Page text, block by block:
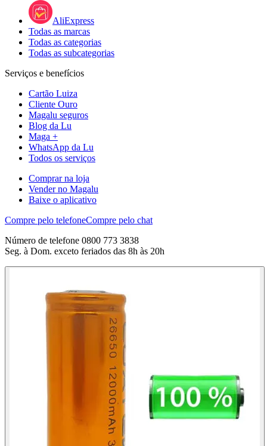
AliExpress
Todas as marcas
Todas as categorias
Todas as subcategorias
Serviços e benefícios
Cartão Luiza
Cliente Ouro
Magalu seguros
Blog da Lu
Maga +
WhatsApp da Lu
Todos os serviços
Comprar na loja
Vender no Magalu
Baixe o aplicativo
Compre pelo telefoneCompre pelo chat
Número de telefone 0800 773 3838
Seg. à Dom. exceto feriados das 8h às 20h